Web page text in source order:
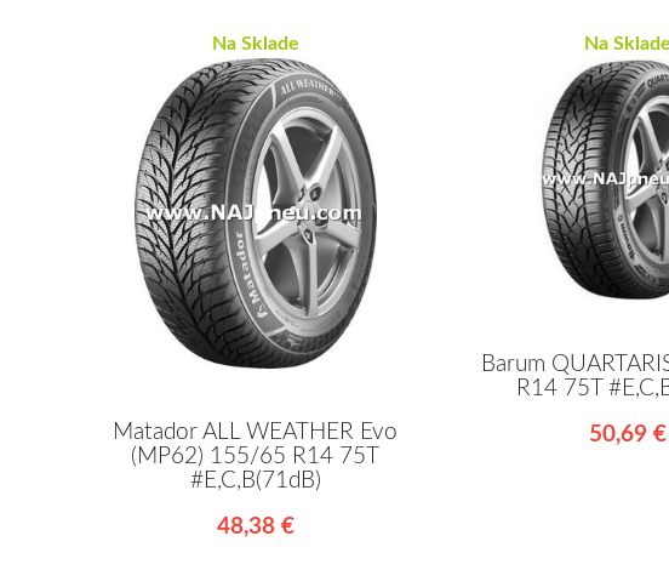
Na Sklade
Matador ALL WEATHER Evo
(MP62) 155/65 R14 75T
#E,C,B(71dB)
48,38 €
Na Sklade
Barum
R14 75T
50,69 €